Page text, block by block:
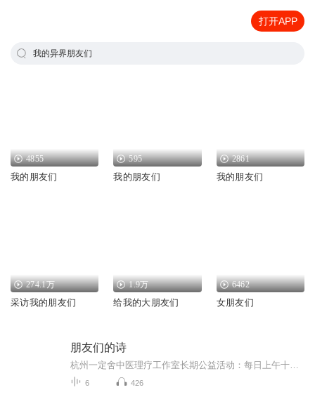
打开APP
我的异界朋友们
4855
我的朋友们
595
我的朋友们
2861
我的朋友们
274.1万
采访我的朋友们
1.9万
给我的大朋友们
6462
女朋友们
朋友们的诗
6 426